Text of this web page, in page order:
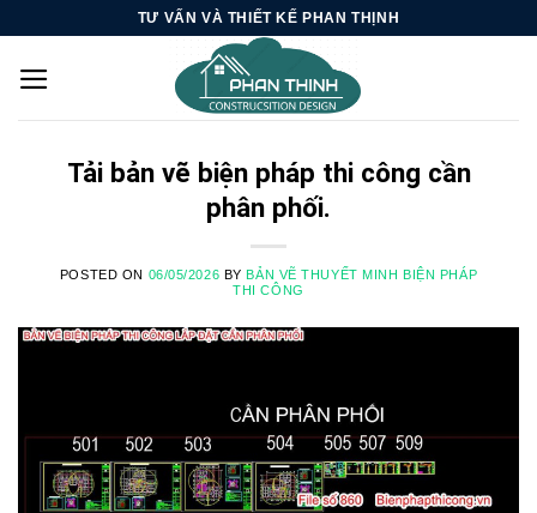
content
TƯ VẤN VÀ THIẾT KẾ PHAN THỊNH
Tải bản vẽ biện pháp thi công cần
phân phối.
POSTED ON 06/05/2026 BYBẢN VẼ THUYẾT MINH BIỆN PHÁP
THI CÔNG